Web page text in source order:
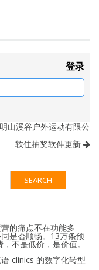
登录
山溪谷户外运动有限公
软佳抽奖软件更新
的痛点不在功能多
是否顺畅。13万条预
不是低价，是价值。
clinics 的数字化转型